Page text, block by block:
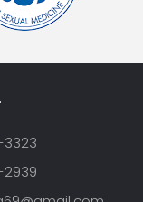
3323
2939